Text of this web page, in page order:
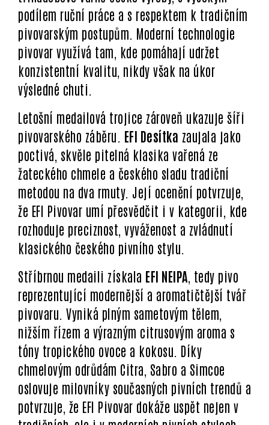
podílem ruční práce a s respektem k tradičním
pivovarským postupům. Moderní technologie
pivovar využívá tam, kde pomáhají udržet
konzistentní kvalitu, nikdy však na úkor
výsledné chuti.
Letošní medailová trojice zároveň ukazuje šíři
pivovarského záběru. EFI Desítka zaujala jako
poctivá, skvěle pitelná klasika vařená ze
žateckého chmele a českého sladu tradiční
metodou na dva rmuty. Její ocenění potvrzuje,
že EFI Pivovar umí přesvědčit i v kategorii, kde
rozhoduje preciznost, vyváženost a zvládnutí
klasického českého pivního stylu.
Stříbrnou medaili získala EFI NEIPA , tedy pivo
reprezentující modernější a aromatičtější tvář
pivovaru. Vyniká plným sametovým tělem,
nižším řízem a výrazným citrusovým aroma s
tóny tropického ovoce a kokosu. Díky
chmelovým odrůdám Citra, Sabro a Simcoe
oslovuje milovníky současných pivních trendů a
potvrzuje, že EFI Pivovar dokáže uspět nejen v